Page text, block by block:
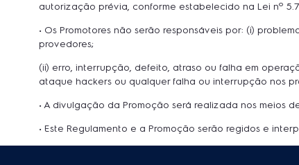
autorização prévia, conforme estabelecido na Lei nº
• Os Promotores não serão responsáveis por: (i)
provedores;
(ii) erro, interrupção, defeito, atraso ou falha em
ataque hackers ou qualquer falha ou interrupção nos
• A divulgação da Promoção será realizada nos meios
• Este Regulamento e a Promoção serão regidos e